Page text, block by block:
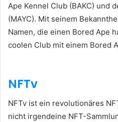
Ape Kennel Club (BAKC) und
(MAYC). Mit seinem
Namen, die einen Bored Ape
coolen Club mit einem Bored
NFTv
NFTv ist ein revolutionäres
nicht irgendeine NFT-